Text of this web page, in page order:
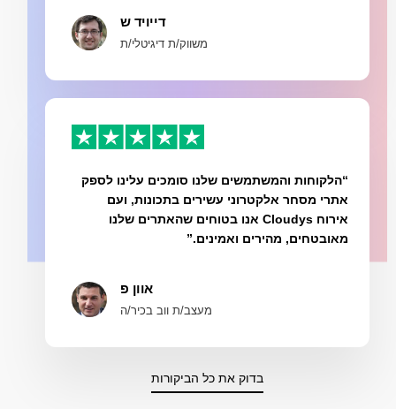
דייויד ש
משווק/ת דיגיטלי/ת
“הלקוחות והמשתמשים שלנו סומכים עלינו לספק
אתרי מסחר אלקטרוני עשירים בתכונות, ועם
אירוח Cloudys אנו בטוחים שהאתרים שלנו
מאובטחים, מהירים ואמינים.”
אוון פ
מעצב/ת ווב בכיר/ה
בדוק את כל הביקורות